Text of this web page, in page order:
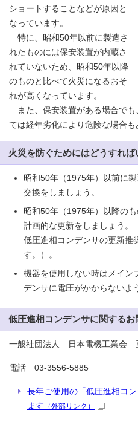
ショートすることなどが原因と
なっています。
特に、昭和50年以前に製造さ
れたものには保安装置が内蔵さ
れていないため、昭和50年以降
のものと比べて火災になるおそ
れが高くなっています。
また、保安装置がある場合でも
ては経年劣化により危険な場合も
火災を防ぐためにはどうすれば
昭和50年（1975年）以前に
交換をしましょう。
昭和50年（1975年）以降の
計画的な更新をしましょう。
低圧進相コンデンサの更新推
す。）。
機器を使用しない時はメイン
デンサに電圧がかからないよ
低圧進相コンデンサに関するお
一般社団法人 日本電機工業会
電話 03-3556-5885
長年ご使用の「低圧進相コ
ます （外部リンク）